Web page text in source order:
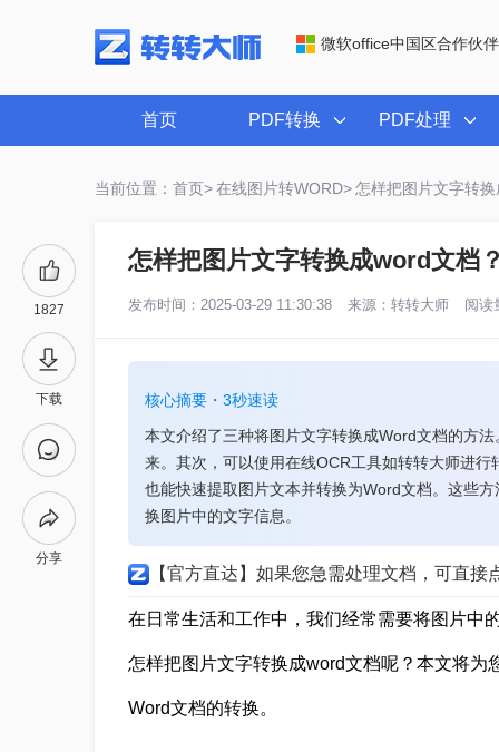
微软office中国区合作伙伴
首页 PDF转换 PDF处理
当前位置：首页> 在线图片转WORD> 怎样把图片文字转
1827
下载
分享
怎样把图片文字转换成word文档
发布时间：2025-03-29 11:30:38 来源： 转转大师 阅读
核心摘要・3秒速读
本文介绍了三种将图片文字转换成Word文档的方
来。其次，可以使用在线OCR工具如转转大师进
也能快速提取图片文本并转换为Word文档。这些
换图片中的文字信息。
【官方直达】如果您急需处理文档，可直接
在日常生活和工作中，我们经常需要将图片中
怎样把图片文字转换成word文档呢？本文将
Word文档的转换。